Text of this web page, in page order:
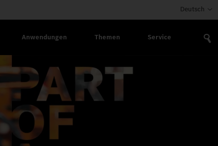
Deutsch
Anwendungen Themen Service